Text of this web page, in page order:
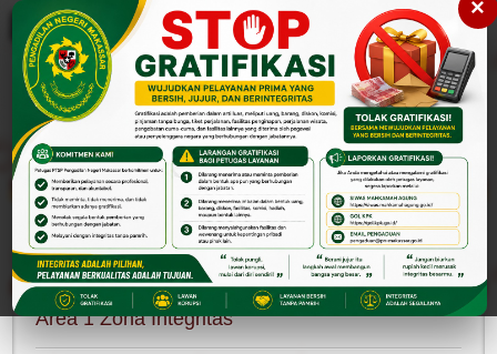
Please
website
includes
accessibility
system.
×
Cari Cari
Reformasi Birokrasi Zona Integritas Area 1
Area 1 Zona Integritas